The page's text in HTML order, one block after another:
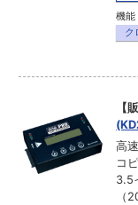
機能
ク
【
高
コ
3.5
（